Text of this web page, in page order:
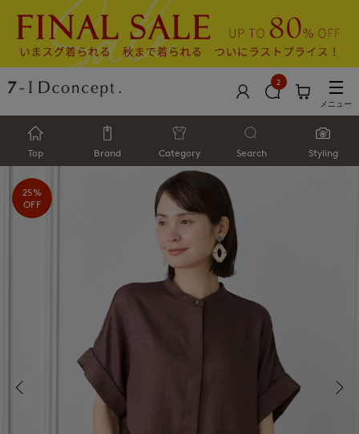
2
メニュー
Top Brand Category Search Styling
25%
OFF